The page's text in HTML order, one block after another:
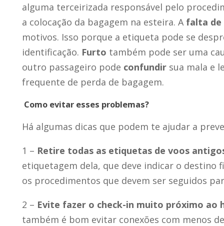
alguma terceirizada responsável pelo
a colocação da bagagem na esteira. A falta de
motivos. Isso porque a etiqueta pode se
identificação. Furto também pode ser uma
outro passageiro pode confundir sua mala e
frequente de perda de bagagem.
Como evitar esses problemas?
Há algumas dicas que podem te ajudar a
1 – Retire todas as etiquetas de voos
etiquetagem dela, que deve indicar o destino
os procedimentos que devem ser seguidos
2 – Evite fazer o check-in muito próximo ao
também é bom evitar conexões com menos